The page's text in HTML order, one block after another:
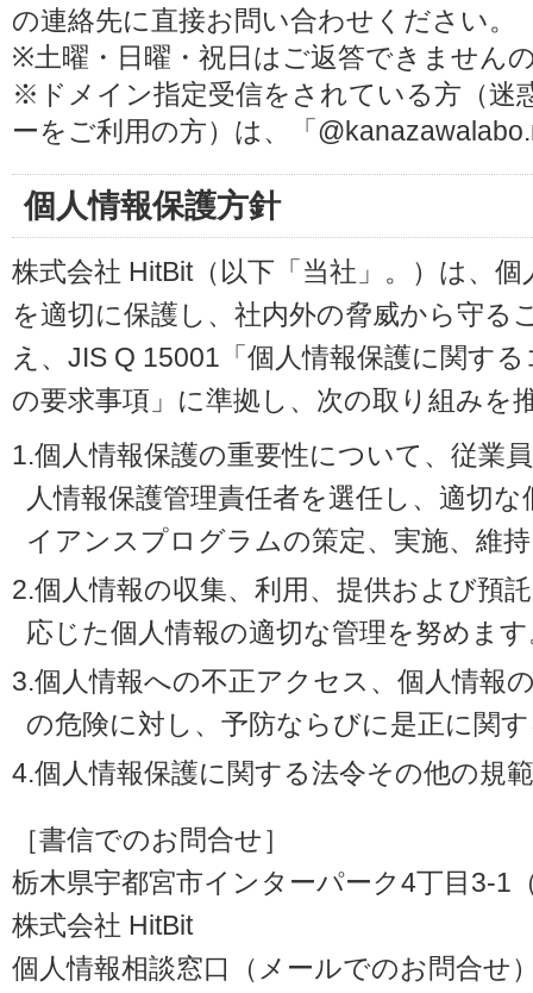
の連絡先に直接お問い合わせください。
※土曜・日曜・祝日はご返答できません
※ドメイン指定受信をされている方（迷
ーをご利用の方）は、「
個人情報保護方針
株式会社 HitBit（以下「当社」。）は、
を適切に保護し、社内外の脅威から守る
え、JIS Q 15001「個人情報保護に関す
の要求事項」に準拠し、次の取り組みを
1.個人情報保護の重要性について、従業
人情報保護管理責任者を選任し、適切
イアンスプログラムの策定、実施、維
2.個人情報の収集、利用、提供および預
応じた個人情報の適切な管理を努めま
3.個人情報への不正アクセス、個人情報
の危険に対し、予防ならびに是正に関
4.個人情報保護に関する法令その他の規
［書信でのお問合せ］
栃木県宇都宮市インターパーク4丁目3-1
株式会社 HitBit
個人情報相談窓口（メールでのお問合せ